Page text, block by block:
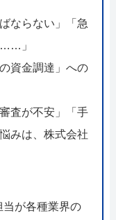
ならない」「急
……」
資金調達」への
査が不安」「手
みは、株式会社
当が各種業界の